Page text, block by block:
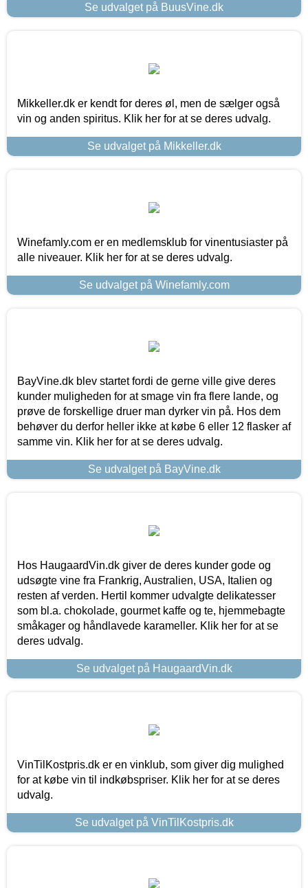
Se udvalget på BuusVine.dk
Mikkeller.dk er kendt for deres øl, men de sælger også
vin og anden spiritus. Klik her for at se deres udvalg.
Se udvalget på Mikkeller.dk
Winefamly.com er en medlemsklub for vinentusiaster på
alle niveauer. Klik her for at se deres udvalg.
Se udvalget på Winefamly.com
BayVine.dk blev startet fordi de gerne ville give deres
kunder muligheden for at smage vin fra flere lande, og
prøve de forskellige druer man dyrker vin på. Hos dem
behøver du derfor heller ikke at købe 6 eller 12 flasker af
samme vin. Klik her for at se deres udvalg.
Se udvalget på BayVine.dk
Hos HaugaardVin.dk giver de deres kunder gode og
udsøgte vine fra Frankrig, Australien, USA, Italien og
resten af verden. Hertil kommer udvalgte delikatesser
som bl.a. chokolade, gourmet kaffe og te, hjemmebagte
småkager og håndlavede karameller. Klik her for at se
deres udvalg.
Se udvalget på HaugaardVin.dk
VinTilKostpris.dk er en vinklub, som giver dig mulighed
for at købe vin til indkøbspriser. Klik her for at se deres
udvalg.
Se udvalget på VinTilKostpris.dk